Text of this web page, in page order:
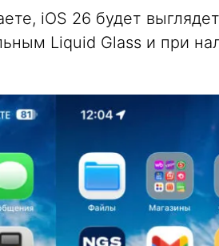
iOS 26 будет
Liquid Glass и при